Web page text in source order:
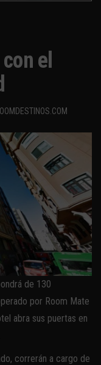
el
de 130
por Room Mate
abra sus puertas en
correrán a cargo de